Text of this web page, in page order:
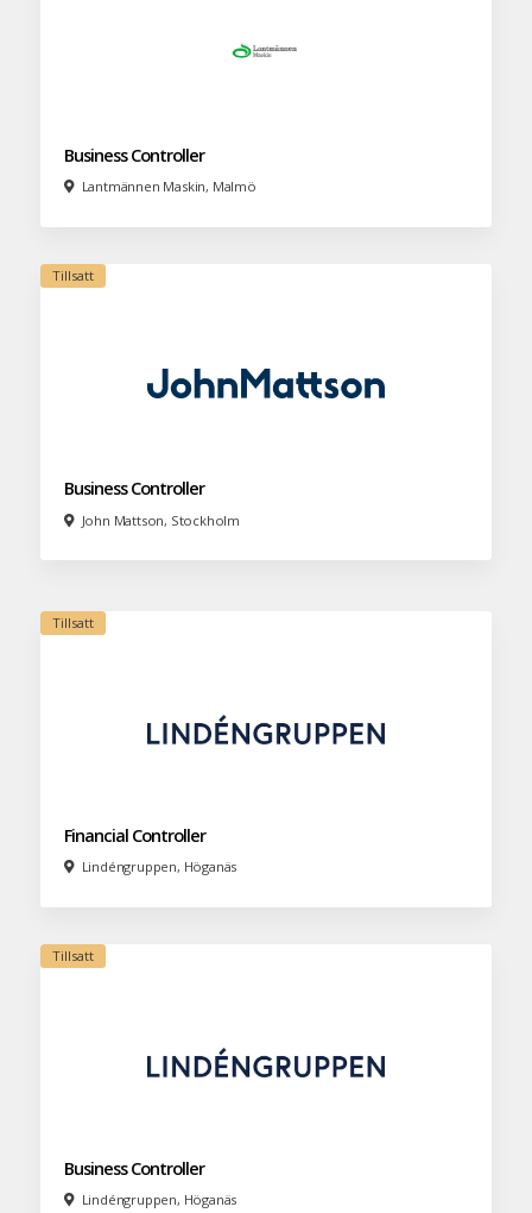
Business Controller
Lantmännen Maskin, Malmö
Business Controller
John Mattson, Stockholm
Financial Controller
Lindéngruppen, Höganäs
Business Controller
Lindéngruppen, Höganäs